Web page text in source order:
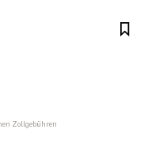
Zollgebühren